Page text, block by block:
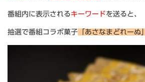
番組内に表示されるキーワードを送ると、
抽選で番組コラボ菓子 「あさなまどれーぬ」